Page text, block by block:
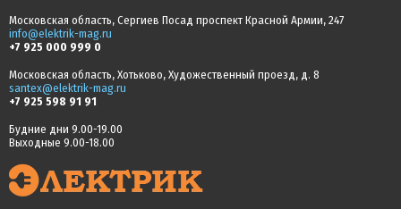
Московская область, Сергиев Посад проспект Красной Армии, 247
info@elektrik-mag.ru
+7 925 000 999 0
Московская область, Хотьково, Художественный проезд, д. 8
santex@elektrik-mag.ru
+7 925 598 91 91
Будние дни 9.00-19.00
Выходные 9.00-18.00